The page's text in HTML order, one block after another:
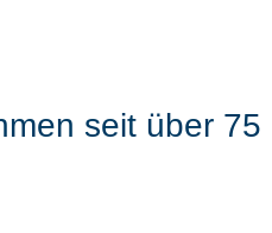
seit über 75